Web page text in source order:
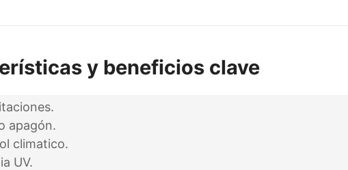
y beneficios clave
apagón.
climatico.
UV.